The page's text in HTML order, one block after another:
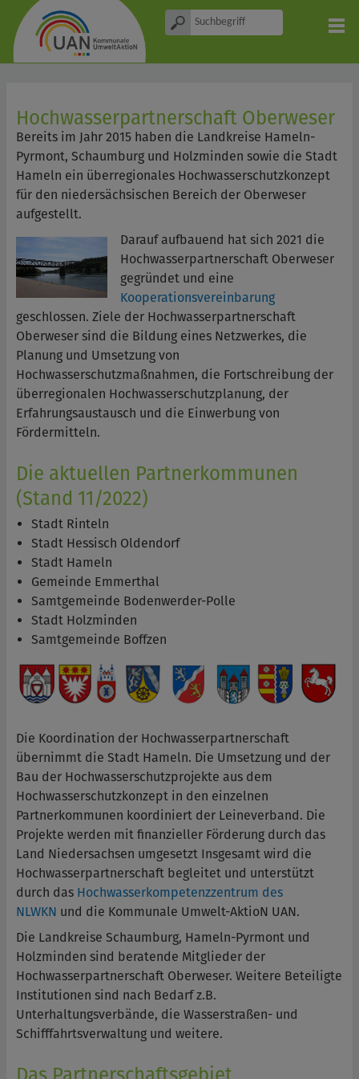
Hochwasserpartnerschaft Oberweser
Bereits im Jahr 2015 haben die Landkreise Hameln-
Pyrmont, Schaumburg und Holzminden sowie die Stadt
Hameln ein überregionales Hochwasserschutzkonzept
für den niedersächsischen Bereich der Oberweser
aufgestellt.
Darauf aufbauend hat sich 2021 die
Hochwasserpartnerschaft Oberweser
gegründet und eine
Kooperationsvereinbarung
geschlossen. Ziele der Hochwasserpartnerschaft
Oberweser sind die Bildung eines Netzwerkes, die
Planung und Umsetzung von
Hochwasserschutzmaßnahmen, die Fortschreibung der
überregionalen Hochwasserschutzplanung, der
Erfahrungsaustausch und die Einwerbung von
Fördermitteln.
Die aktuellen Partnerkommunen
(Stand 11/2022)
Stadt Rinteln
Stadt Hessisch Oldendorf
Stadt Hameln
Gemeinde Emmerthal
Samtgemeinde Bodenwerder-Polle
Stadt Holzminden
Samtgemeinde Boffzen
Die Koordination der Hochwasserpartnerschaft
übernimmt die Stadt Hameln. Die Umsetzung und der
Bau der Hochwasserschutzprojekte aus dem
Hochwasserschutzkonzept in den einzelnen
Partnerkommunen koordiniert der Leineverband. Die
Projekte werden mit finanzieller Förderung durch das
Land Niedersachsen umgesetzt Insgesamt wird die
Hochwasserpartnerschaft begleitet und unterstützt
durch das Hochwasserkompetenzzentrum des
NLWKN und die Kommunale Umwelt-AktioN UAN.
Die Landkreise Schaumburg, Hameln-Pyrmont und
Holzminden sind beratende Mitglieder der
Hochwasserpartnerschaft Oberweser. Weitere Beteiligte
Institutionen sind nach Bedarf z.B.
Unterhaltungsverbände, die Wasserstraßen- und
Schifffahrtsverwaltung und weitere.